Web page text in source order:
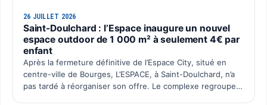
26 JUILLET 2026
Saint-Doulchard : l’Espace inaugure un nouvel
espace outdoor de 1 000 m² à seulement 4€ par
enfant
Après la fermeture définitive de l’Espace City, situé en
centre-ville de Bourges, L’ESPACE, à Saint-Doulchard, n’a
pas tardé à réorganiser son offre. Le complexe regroupe